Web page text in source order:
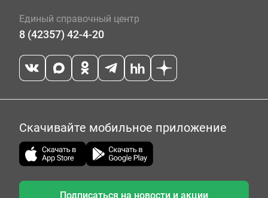
Единый справочный центр
8 (42357) 42-4-20
Скачивайте мобильное приложение
Подписаться на новости и акции